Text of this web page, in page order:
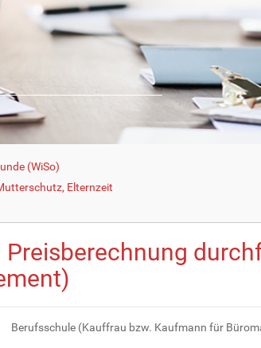
(WiSo)
Elternzeit
Berufsschule (Kauffrau bzw. Kaufmann für